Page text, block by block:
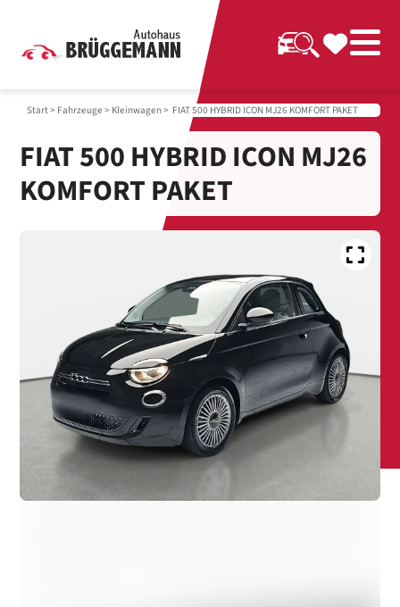
Start> Fahrzeuge > Kleinwagen> FIAT 500 HYBRID ICON MJ26 KOMFORT PAKET
FIAT 500 HYBRID ICON MJ26
KOMFORT PAKET